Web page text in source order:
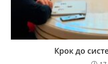
Крок до